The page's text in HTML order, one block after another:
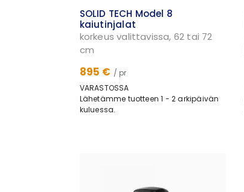
SOLID TECH Model 8
kaiutinjalat
korkeus valittavissa, 62 tai 72
cm
895 € / pr
VARASTOSSA
Lähetämme tuotteen 1 - 2 arkipäivän
kuluessa.